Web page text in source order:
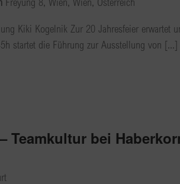
Kiki Kogelnik Zur 20 Jahresfeier erwartet
startet die Führung zur Ausstellung von [...]
Teamkultur bei